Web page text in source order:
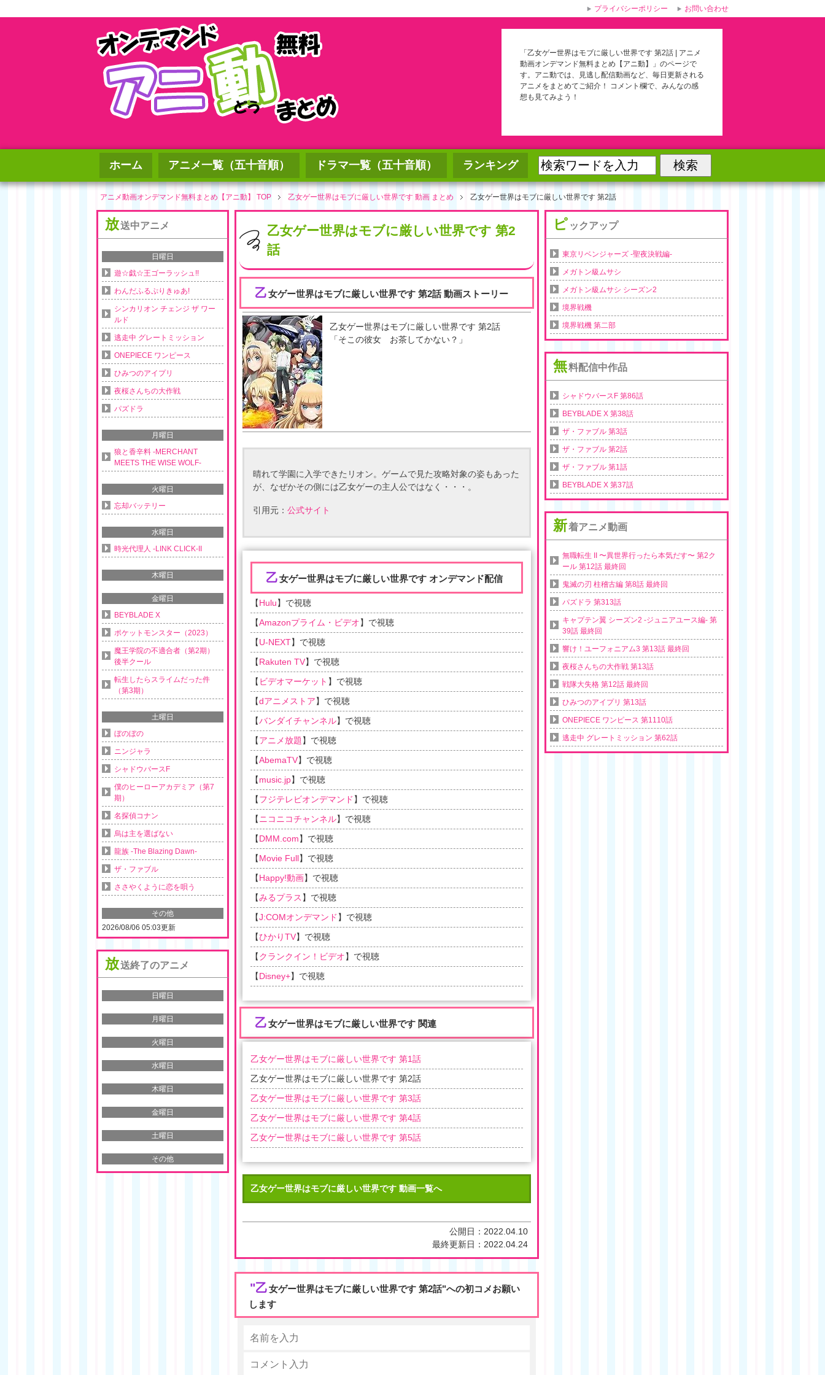
「乙女ゲー世界はモブに厳しい世界です 第2話 | アニメ
動画オンデマンド無料まとめ【アニ動】」のページで
す。アニ動では、見逃し配信動画など、毎日更新される
アニメをまとめてご紹介！ コメント欄で、みんなの感
想も見てみよう！
ホーム アニメ一覧（五十音順） ドラマ一覧（五十音順） ランキング
アニメ動画オンデマンド無料まとめ【アニ動】 TOP 乙女ゲー世界はモブに厳しい世界です 動画 まとめ 乙女ゲー世界はモブに厳しい世界です 第2話
乙女ゲー世界はモブに厳しい世界です 第2
話
乙女ゲー世界はモブに厳しい世界です 第2話 動画ストーリー
乙女ゲー世界はモブに厳しい世界です 第2話
「そこの彼女 お茶してかない？ 」
晴れて学園に入学できたリオン。ゲームで見た攻略対象の姿もあった
が、なぜかその側には乙女ゲーの主人公ではなく・・・。
引用元： 公式サイト
乙女ゲー世界はモブに厳しい世界です オンデマンド配信
【Hulu】で視聴
【Amazonプライム・ビデオ】で視聴
【U-NEXT】で視聴
【Rakuten TV】で視聴
【 ビデオマーケット 】で視聴
【dアニメストア】で視聴
【バンダイチャンネル】で視聴
【アニメ放題】で視聴
【AbemaTV】で視聴
【music.jp】で視聴
【フジテレビオンデマンド 】で視聴
【ニコニコチャンネル】で視聴
【DMM.com】で視聴
【Movie Full】で視聴
【Happy!動画】で視聴
【みるプラス 】で視聴
【J:COMオンデマンド 】で視聴
【ひかりTV】で視聴
【クランクイン！ビデオ】で視聴
【Disney+】で視聴
乙女ゲー世界はモブに厳しい世界です 関連
乙女ゲー世界はモブに厳しい世界です 第1話
乙女ゲー世界はモブに厳しい世界です 第2話
乙女ゲー世界はモブに厳しい世界です 第3話
乙女ゲー世界はモブに厳しい世界です 第4話
乙女ゲー世界はモブに厳しい世界です 第5話
乙女ゲー世界はモブに厳しい世界です 動画一覧へ
公開日： 2022.04.10
最終更新日： 2022.04.24
"乙女ゲー世界はモブに厳しい世界です 第2話"への初コメお願い
します
放送中アニメ
日曜日
遊☆戯☆王ゴーラッシュ!!
わんだふるぷりきゅあ!
シンカリオン チェンジ ザ ワー
ルド
逃走中 グレートミッション
ONEPIECE ワンピース
ひみつのアイプリ
夜桜さんちの大作戦
パズドラ
月曜日
狼と香辛料 -MERCHANT
MEETS THE WISE WOLF-
火曜日
忘却バッテリー
水曜日
時光代理人 -LINK CLICK-II
木曜日
金曜日
BEYBLADE X
ポケットモンスター（2023）
魔王学院の不適合者（第2期）
後半クール
転生したらスライムだった件
（第3期）
土曜日
ぼのぼの
ニンジャラ
シャドウバースF
僕のヒーローアカデミア（第7
期）
名探偵コナン
烏は主を選ばない
龍族 -The Blazing Dawn-
ザ・ファブル
ささやくように恋を唄う
その他
2026/08/06 05:03更新
放送終了のアニメ
日曜日
月曜日
火曜日
水曜日
木曜日
金曜日
土曜日
その他
ピ ックアップ
東京リベンジャーズ -聖夜決戦編-
メガトン級ムサシ
メガトン級ムサシ シーズン2
境界戦機
境界戦機 第二部
無料配信中作品
シャドウバースF 第86話
BEYBLADE X 第38話
ザ・ファブル 第3話
ザ・ファブル 第2話
ザ・ファブル 第1話
BEYBLADE X 第37話
新着アニメ動画
無職転生 II 〜異世界行ったら本気だす〜 第2ク
ール 第12話 最終回
鬼滅の刃 柱稽古編 第8話 最終回
パズドラ 第313話
キャプテン翼 シーズン2 -ジュニアユース編- 第
39話 最終回
響け！ユーフォニアム3 第13話 最終回
夜桜さんちの大作戦 第13話
戦隊大失格 第12話 最終回
ひみつのアイプリ 第13話
ONEPIECE ワンピース 第1110話
逃走中 グレートミッション 第62話
プライバシーポリシー お問い合わせ